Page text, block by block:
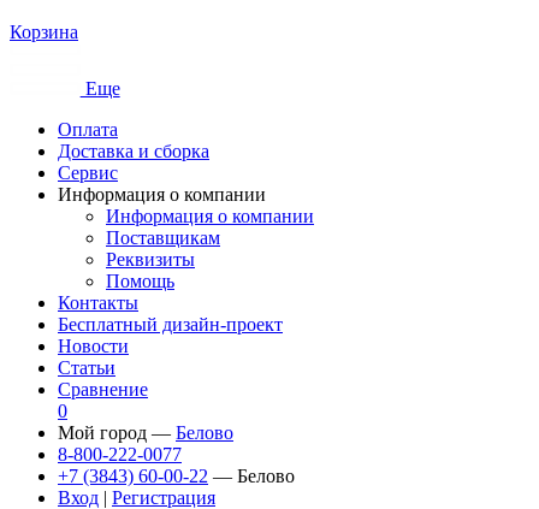
Корзина
Еще
Оплата
Доставка и сборка
Сервис
Информация о компании
Информация о компании
Поставщикам
Реквизиты
Помощь
Контакты
Бесплатный дизайн-проект
Новости
Статьи
Сравнение
0
Мой город — Белово
8-800-222-0077
+7 (3843) 60-00-22 — Белово
Вход | Регистрация